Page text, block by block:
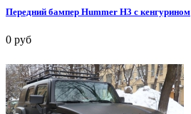
Передний бампер Hummer H3 c кенгурином
0 руб